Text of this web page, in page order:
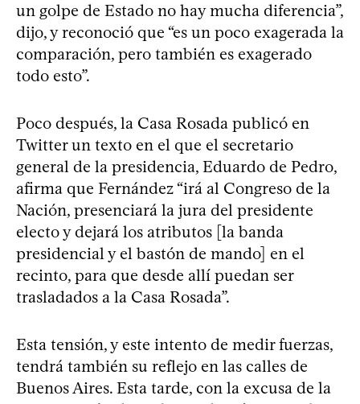
un golpe de Estado no hay mucha diferencia”,
dijo, y reconoció que “es un poco exagerada la
comparación, pero también es exagerado
todo esto”.
Poco después, la Casa Rosada publicó en
Twitter un texto en el que el secretario
general de la presidencia, Eduardo de Pedro,
afirma que Fernández “irá al Congreso de la
Nación, presenciará la jura del presidente
electo y dejará los atributos [la banda
presidencial y el bastón de mando] en el
recinto, para que desde allí puedan ser
trasladados a la Casa Rosada”.
Esta tensión, y este intento de medir fuerzas,
tendrá también su reflejo en las calles de
Buenos Aires. Esta tarde, con la excusa de la